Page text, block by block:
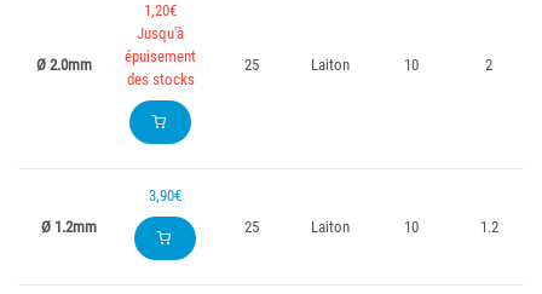
Ø 2.0mm
1,20€
Jusqu'à
épuisement
des stocks
25 Laiton 10 2
Ø 1.2mm
3,90€
25
Laiton 10 1.2